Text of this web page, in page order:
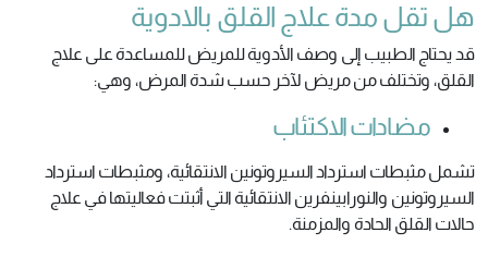
هل تقل مدة علاج القلق بالادوية
قد يحتاج الطبيب إلى وصف الأدوية للمريض للمساعدة على علاج
القلق، وتختلف من مريض لآخر حسب شدة المرض، وهي:
مضادات الاكتئاب
تشمل مثبطات استرداد السيروتونين الانتقائية، ومثبطات استرداد
السيروتونين والنورابينفرين الانتقائية التي أثبتت فعاليتها في علاج
حالات القلق الحادة والمزمنة.